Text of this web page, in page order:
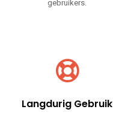
gebruikers.
Langdurig Gebruik